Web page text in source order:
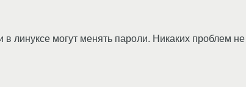
линуксе могут менять пароли. Никаких проблем не